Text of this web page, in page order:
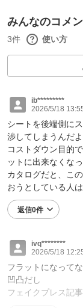
みんなのコメ
3件 使い方
ib*********
2026/5/18
シートを後端側に
渉してしまうんだよ
コストダウン目的
ットに出来なくな
カタログだと、こ
おうとしている人
返信0件
ivq********
2026/5/18
フラットになって
凹凸だし
フェイクプレス記